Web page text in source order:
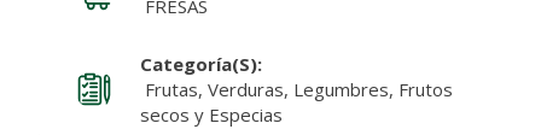
FRESAS
Categoría(s):
Frutas, Verduras, Legumbres, Frutos
secos y Especias